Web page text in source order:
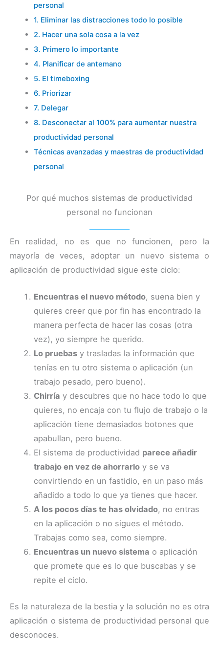
personal
1. Eliminar las distracciones todo lo posible
2. Hacer una sola cosa a la vez
3. Primero lo importante
4. Planificar de antemano
5. El timeboxing
6. Priorizar
7. Delegar
8. Desconectar al 100% para aumentar nuestra
productividad personal
Técnicas avanzadas y maestras de productividad
personal
Por qué muchos sistemas de productividad
personal no funcionan
En realidad, no es que no funcionen, pero la
mayoría de veces, adoptar un nuevo sistema o
aplicación de productividad sigue este ciclo:
Encuentras el nuevo método, suena bien y
quieres creer que por fin has encontrado la
manera perfecta de hacer las cosas (otra
vez), yo siempre he querido.
Lo pruebas y trasladas la información que
tenías en tu otro sistema o aplicación (un
trabajo pesado, pero bueno).
Chirría y descubres que no hace todo lo que
quieres, no encaja con tu flujo de trabajo o la
aplicación tiene demasiados botones que
apabullan, pero bueno.
El sistema de productividad parece añadir
trabajo en vez de ahorrarlo y se va
convirtiendo en un fastidio, en un paso más
añadido a todo lo que ya tienes que hacer.
A los pocos días te has olvidado, no entras
en la aplicación o no sigues el método.
Trabajas como sea, como siempre.
Encuentras un nuevo sistema o aplicación
que promete que es lo que buscabas y se
repite el ciclo.
Es la naturaleza de la bestia y la solución no es otra
aplicación o sistema de productividad personal que
desconoces.